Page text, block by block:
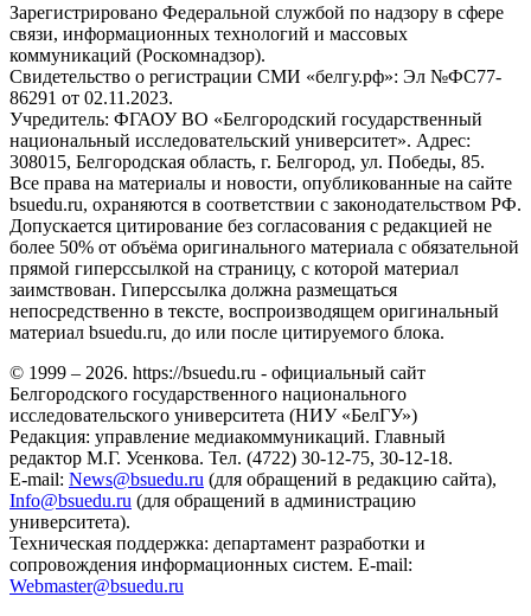
Зарегистрировано Федеральной службой по надзору в сфере
связи, информационных технологий и массовых
коммуникаций (Роскомнадзор).
Свидетельство о регистрации СМИ «белгу.рф»: Эл №ФС77-
86291 от 02.11.2023.
Учредитель: ФГАОУ ВО «Белгородский государственный
национальный исследовательский университет». Адрес:
308015, Белгородская область, г. Белгород, ул. Победы, 85.
Все права на материалы и новости, опубликованные на сайте
bsuedu.ru, охраняются в соответствии с законодательством РФ.
Допускается цитирование без согласования с редакцией не
более 50% от объёма оригинального материала с обязательной
прямой гиперссылкой на страницу, с которой материал
заимствован. Гиперссылка должна размещаться
непосредственно в тексте, воспроизводящем оригинальный
материал bsuedu.ru, до или после цитируемого блока.
© 1999 – 2026. https://bsuedu.ru - официальный сайт
Белгородского государственного национального
исследовательского университета (НИУ «БелГУ»)
Редакция: управление медиакоммуникаций. Главный
редактор М.Г. Усенкова. Тел. (4722) 30-12-75, 30-12-18.
E-mail: News@bsuedu.ru (для обращений в редакцию сайта),
Info@bsuedu.ru (для обращений в администрацию
университета).
Техническая поддержка: департамент разработки и
сопровождения информационных систем. E-mail:
Webmaster@bsuedu.ru